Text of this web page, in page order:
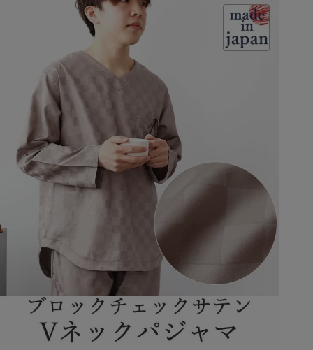
春 夏
メンズパジャマ
春 夏 秋
ガールズパジャマ
オーガニック素材 ガーゼ
サッカー/ちぢみ 楊
ニット/ストレッチ 起毛/フランネル
柄物
ペアで
眠れる作務衣特集
体型別におすすめパジ
ャマ
年齢別におすすめパジ
ャマ
インナーウェア 生活雑貨 カタログギフト
前開き ワンピース
作務衣 胸がすけない
上着単品
長袖
お支払い・送料・配送
返品・交換について よくあるご質問
会社概要 お買い物ガイド